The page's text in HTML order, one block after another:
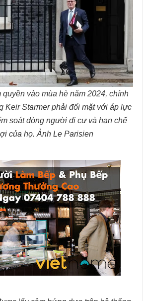
vào mùa hè năm 2024, chính
Keir Starmer phải đối mặt với áp lực
soát dòng người di cư và hạn chế
của họ. Ảnh Le Parisien